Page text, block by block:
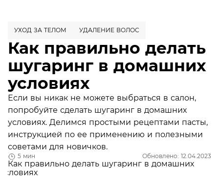
5 мин Обновлено: 12.04.2023
УХОД ЗА ТЕЛОМ УДАЛЕНИЕ ВОЛОС
Как правильно делать
шугаринг в домашних
условиях
Если вы никак не можете выбраться в салон,
попробуйте сделать шугаринг в домашних
условиях. Делимся простыми рецептами пасты,
инструкцией по ее применению и полезными
советами для новичков.